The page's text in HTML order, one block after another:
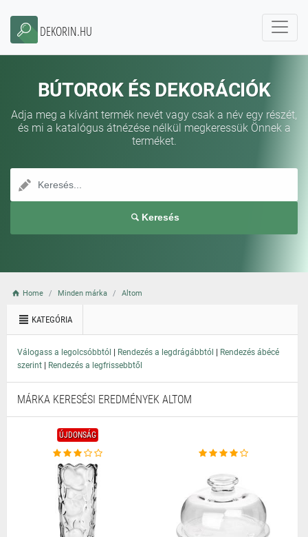
DEKORIN.HU
BÚTOROK ÉS DEKORÁCIÓK
Adja meg a kívánt termék nevét vagy csak a név egy részét,
és mi a katalógus átnézése nélkül megkeressük Önnek a
terméket.
Keresés
Home Minden márka Altom
KATEGÓRIA
Válogass a legolcsóbbtól | Rendezés a legdrágábbtól | Rendezés ábécé
szerint | Rendezés a legfrissebbtől
MÁRKA KERESÉSI EREDMÉNYEK ALTOM
ÚJDONSÁG